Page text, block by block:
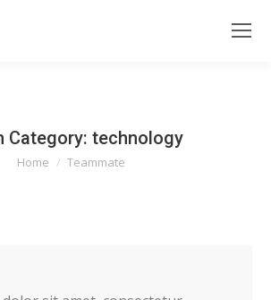
Category: technology
You are here:
Home Teammate